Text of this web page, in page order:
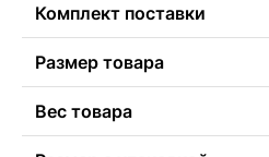
Комплект поставки
Размер товара
Вес товара